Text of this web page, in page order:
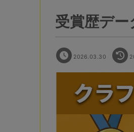
受賞歴デー
2026.03.30